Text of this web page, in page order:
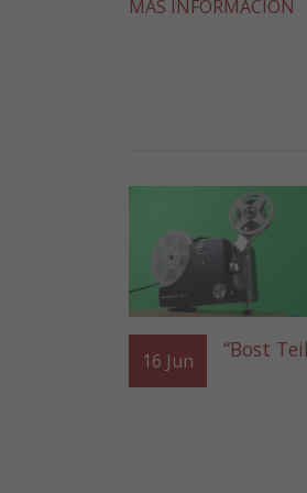
MÁS INFORMACIÓN
16 Jun “Bost